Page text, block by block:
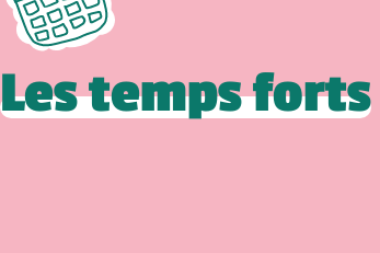
Les temps forts